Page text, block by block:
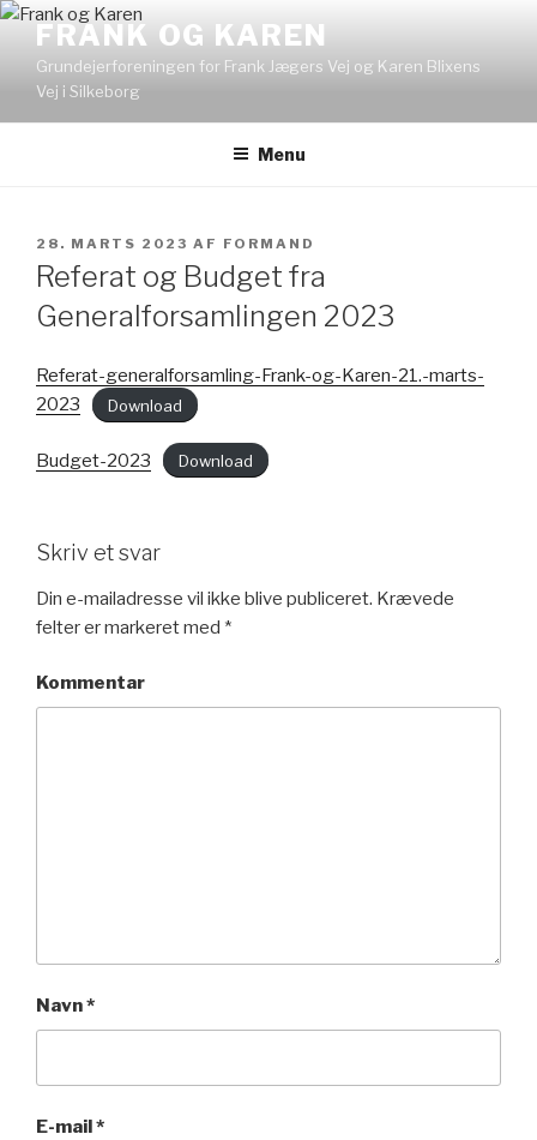
Videre
indhold
FRANK OG KAREN
Grundejerforeningen for Frank Jægers Vej og Karen Blixens
Vej i Silkeborg
Menu
UDGIVET
DEN
28. MARTS 2023 AF FORMAND
Referat og Budget fra
Generalforsamlingen 2023
Referat-generalforsamling-Frank-og-Karen-21.-marts-
2023
Download
Budget-2023 Download
Skriv et svar
Din e-mailadresse vil ikke blive publiceret. Krævede
felter er markeret med *
Kommentar
Navn*
E-mail*